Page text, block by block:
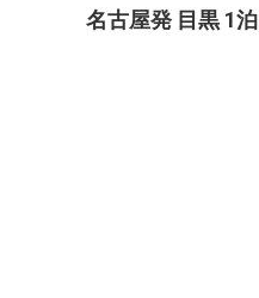
名古屋発 目黒 1